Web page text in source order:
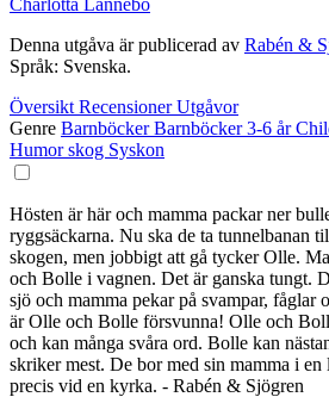
Denna utgåva är publicerad av Rabén &
Språk: Svenska.
Översikt RecensionerUtgåvor
Genre BarnböckerBarnböcker 3-6 år
Humorskog Syskon
Hösten är här och mamma packar ner
ryggsäckarna. Nu ska de ta tunnelbanan
skogen, men jobbigt att gå tycker Olle.
och Bolle i vagnen. Det är ganska tungt.
sjö och mamma pekar på svampar, fåglar
är Olle och Bolle försvunna! Olle och
och kan många svåra ord. Bolle kan
skriker mest. De bor med sin mamma i en
precis vid en kyrka. - Rabén & Sjögren